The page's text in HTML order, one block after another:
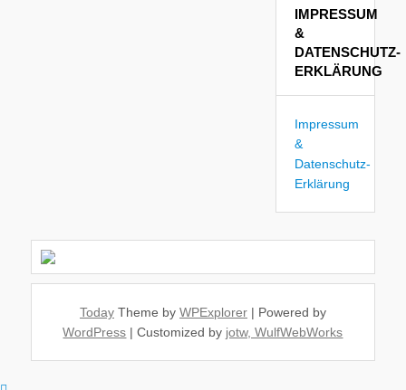
IMPRESSUM
&
DATENSCHUTZ-
ERKLÄRUNG
Impressum
&
Datenschutz-
Erklärung
TodayTheme by WPExplorer| Powered by
WordPress | Customized by jotw, WulfWebWorks